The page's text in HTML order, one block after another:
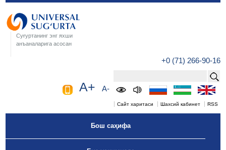
Суғуртанинг энг яхши
анъаналарига асосан
+0 (71) 266-90-16
A+ A-
Сайт харитаси Шахсий кабинет RSS
Бош саҳифа